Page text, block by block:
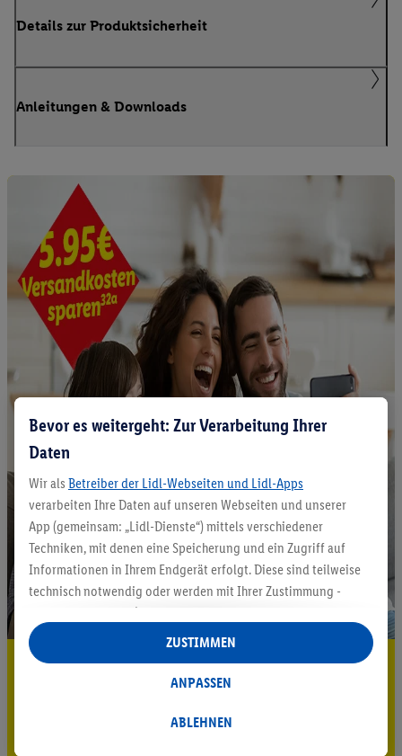
Details zur Produktsicherheit
Anleitungen & Downloads
5.95 € Versand sparen³²ᵃ
Bevor es weitergeht: Zur Verarbeitung Ihrer
Daten
Wir als Betreiber der Lidl-Webseiten und Lidl-Apps
verarbeiten Ihre Daten auf unseren Webseiten und unserer
App (gemeinsam: „Lidl-Dienste“) mittels verschiedener
Techniken, mit denen eine Speicherung und ein Zugriff auf
Informationen in Ihrem Endgerät erfolgt. Diese sind teilweise
technisch notwendig oder werden mit Ihrer Zustimmung -
auch durch Partner (u.a.
Verantwortliche; im Zusammenhang mit dem IAB TCF
insgesamt
Statistik-Erstellung oder für personalisierte Werbung
Datenverarbeitungen für personalisierte Werbung werden
ABLEHNEN
ANPASSEN
ZUSTIMMEN